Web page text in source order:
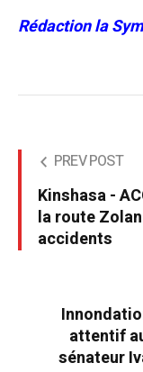
Rédaction la
PREV POST
Kinshasa -
la route
accidents
attentif
sénateur